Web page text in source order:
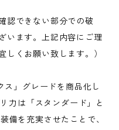
認できない部分での破
います。上記内容にご理
くお願い致します。）
」グレードを商品化し
力は「スタンダード」と
備を充実させたことで、